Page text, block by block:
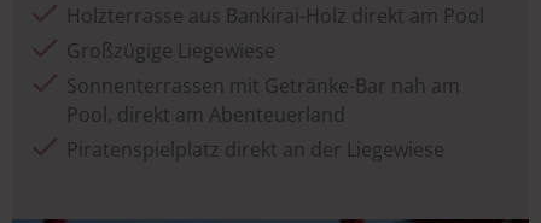
Holzterrasse aus Bankirai-Holz direkt am Pool
Großzügige Liegewiese
Sonnenterrassen mit Getränke-Bar nah am
Pool, direkt am Abenteuerland
Piratenspielplatz direkt an der Liegewiese